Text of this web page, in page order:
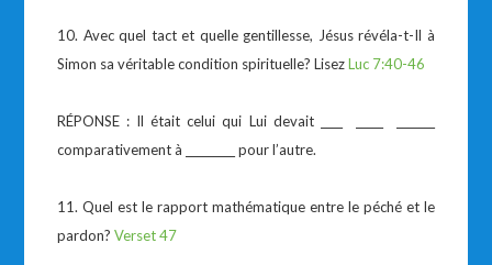
10. Avec quel tact et quelle gentillesse, Jésus révéla-t-Il à
Simon sa véritable condition spirituelle? LisezLuc 7:40-46
RÉPONSE : Il était celui qui Lui devait ____ _____ _______
comparativement à _________ pour l’autre.
11. Quel est le rapport mathématique entre le péché et le
pardon?Verset 47